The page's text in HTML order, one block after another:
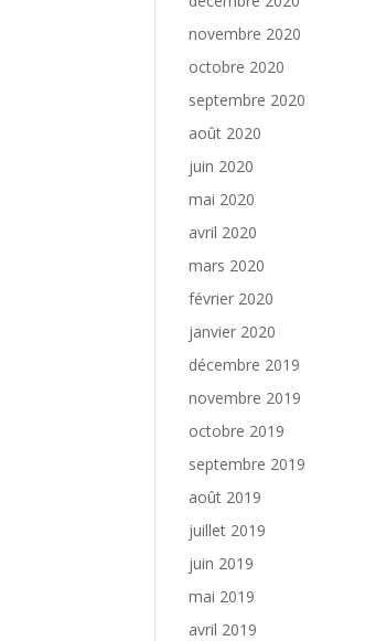
novembre 2020
octobre 2020
septembre 2020
août 2020
juin 2020
mai 2020
avril 2020
mars 2020
février 2020
janvier 2020
décembre 2019
novembre 2019
octobre 2019
septembre 2019
août 2019
juillet 2019
juin 2019
mai 2019
avril 2019